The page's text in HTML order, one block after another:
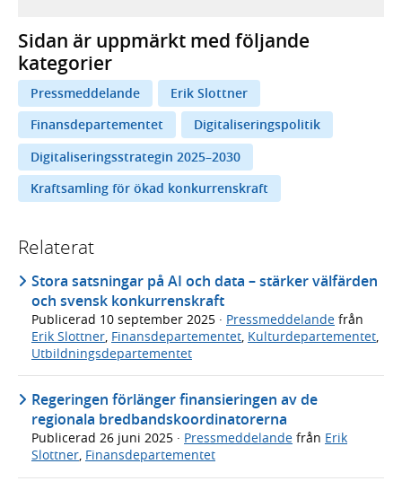
Sidan är uppmärkt med följande
kategorier
Pressmeddelande
Erik Slottner
Finansdepartementet
Digitaliseringspolitik
Digitaliseringsstrategin 2025–2030
Kraftsamling för ökad konkurrenskraft
Relaterat
Stora satsningar på AI och data – stärker välfärden
och svensk konkurrenskraft
Publicerad 10 september 2025 · Pressmeddelande från
Erik Slottner Finansdepartementet Kulturdepartementet
Utbildningsdepartementet
Regeringen förlänger finansieringen av de
regionala bredbandskoordinatorerna
Publicerad 26 juni 2025 · Pressmeddelande från Erik
Slottner, Finansdepartementet